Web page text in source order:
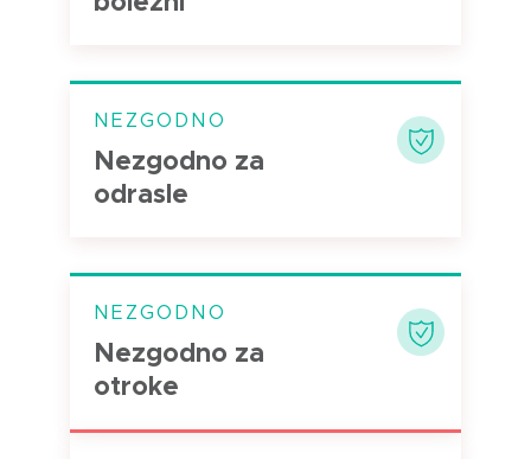
NEZGODNO
Nezgodno za
odrasle
NEZGODNO
Nezgodno za
otroke